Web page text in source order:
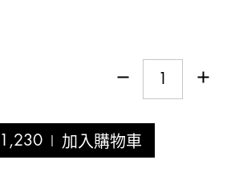
1,230 加入購物車